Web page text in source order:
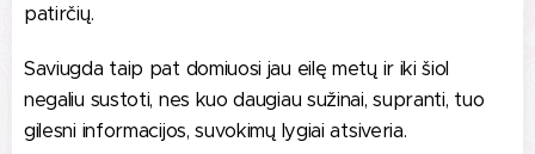
patirčių.
Saviugda taip pat domiuosi jau eilę metų ir iki šiol
negaliu sustoti, nes kuo daugiau sužinai, supranti, tuo
gilesni informacijos, suvokimų lygiai atsiveria.